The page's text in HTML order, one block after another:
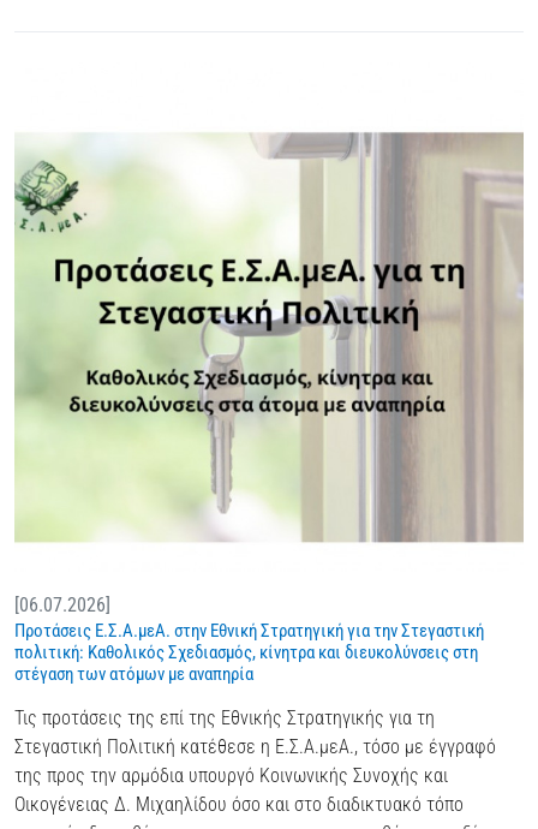
[06.07.2026]
Προτάσεις Ε.Σ.Α.μεΑ. στην Εθνική Στρατηγική για την Στεγαστική
πολιτική: Καθολικός Σχεδιασμός, κίνητρα και διευκολύνσεις στη
στέγαση των ατόμων με αναπηρία
Τις προτάσεις της επί της Εθνικής Στρατηγικής για τη
Στεγαστική Πολιτική κατέθεσε η Ε.Σ.Α.μεΑ., τόσο με έγγραφό
της προς την αρμόδια υπουργό Κοινωνικής Συνοχής και
Οικογένειας Δ. Μιχαηλίδου όσο και στο διαδικτυακό τόπο